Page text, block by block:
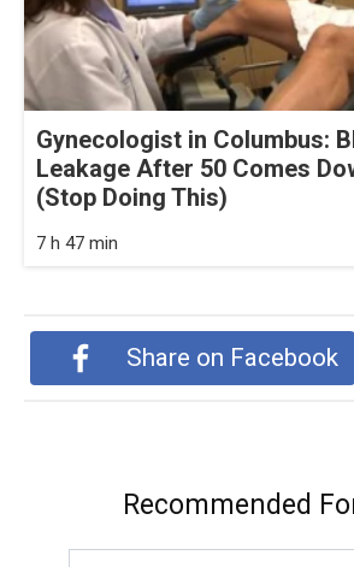
Gynecologist in Columbus:
Leakage After 50 Comes
(Stop Doing This)
7 h 47 min
Share on Facebook
Recommended